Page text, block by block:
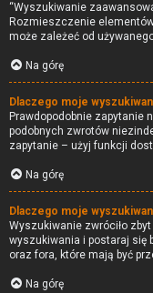
“Wyszukiwanie
Rozmieszczenie
może zależeć od
Na górę
Dlaczego moje
Prawdopodobnie zapytanie
podobnych zwrotów
zapytanie – użyj funkcji
Na górę
Dlaczego moje
Wyszukiwanie zwróciło
wyszukiwania i postaraj się
oraz fora, które mają być
Na górę